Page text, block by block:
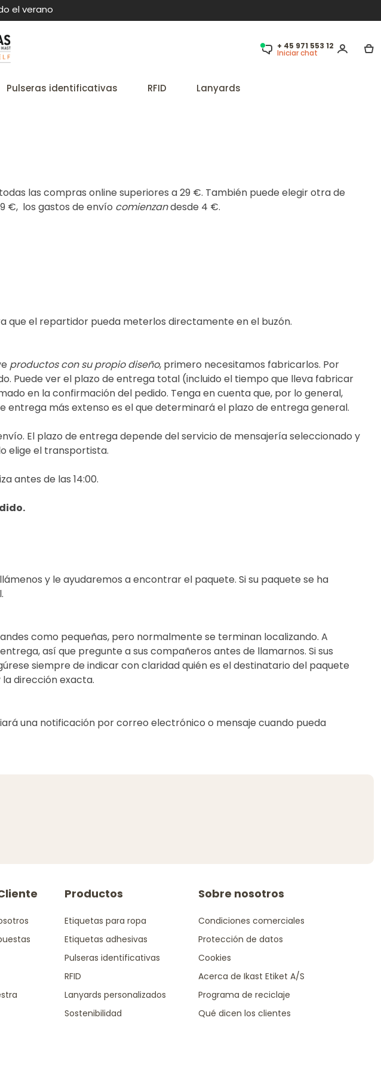
el verano
+ 45 971 553 12
Iniciar chat
Pulseras identificativas RFID Lanyards
las compras online superiores a 29 €. También puede elegir otra de
€, los gastos de envío comienzandesde 4 €.
que el repartidor pueda meterlos directamente en el buzón.
productos con su propio diseño, primero necesitamos fabricarlos. Por
Puede ver el plazo de entrega total (incluido el tiempo que lleva fabricar
en la confirmación del pedido. Tenga en cuenta que, por lo general,
más extenso es el que determinará el plazo de entrega general.
El plazo de entrega depende del servicio de mensajería seleccionado y
elige el transportista.
antes de las 14:00.
y le ayudaremos a encontrar el paquete. Si su paquete se ha
como pequeñas, pero normalmente se terminan localizando. A
así que pregunte a sus compañeros antes de llamarnos. Si sus
siempre de indicar con claridad quién es el destinatario del paquete
dirección exacta.
una notificación por correo electrónico o mensaje cuando pueda
Productos
Etiquetas para ropa
Etiquetas adhesivas
Pulseras identificativas
RFID
Lanyards personalizados
Sostenibilidad
Sobre nosotros
Condiciones comerciales
Protección de datos
Cookies
Acerca de Ikast Etiket A/S
Programa de reciclaje
Qué dicen los clientes